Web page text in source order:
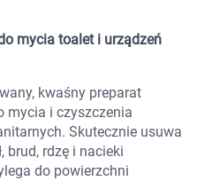
mycia toalet i urządzeń
kwaśny preparat
mycia i czyszczenia
Skutecznie usuwa
brud, rdzę i nacieki
do powierzchni